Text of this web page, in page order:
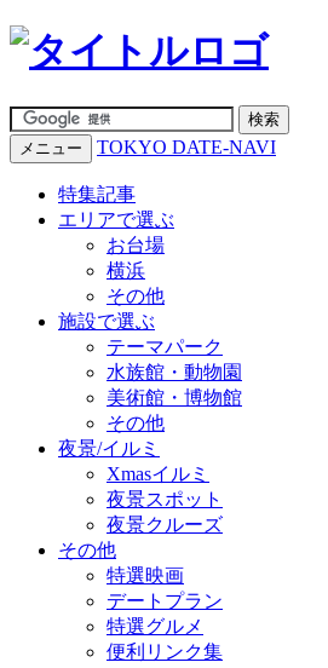
メニュー TOKYO DATE-NAVI
特集記事
エリアで選ぶ
お台場
横浜
その他
施設で選ぶ
テーマパーク
水族館・動物園
美術館・博物館
その他
夜景/イルミ
Xmasイルミ
夜景スポット
夜景クルーズ
その他
特選映画
デートプラン
特選グルメ
便利リンク集